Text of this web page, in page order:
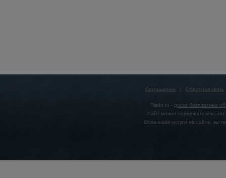
Соглашение | Обратная связь
Flado.ru - доска бесплатных
Сайт может содержать
Оплачивая услуги на сайте, вы